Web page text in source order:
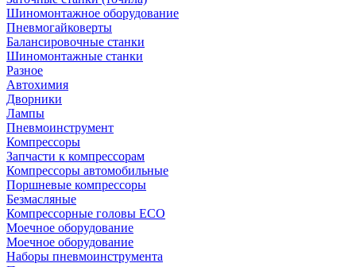
Шиномонтажное оборудование
Пневмогайковерты
Балансировочные станки
Шиномонтажные станки
Разное
Автохимия
Дворники
Лампы
Пневмоинструмент
Компрессоры
Запчасти к компрессорам
Компрессоры автомобильные
Поршневые компрессоры
Безмасляные
Компрессорные головы ECO
Моечное оборудование
Моечное оборудование
Наборы пневмоинструмента